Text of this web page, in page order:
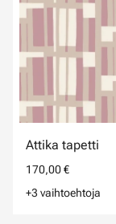
Attika tapetti
170,00 €
+3 vaihtoehtoja